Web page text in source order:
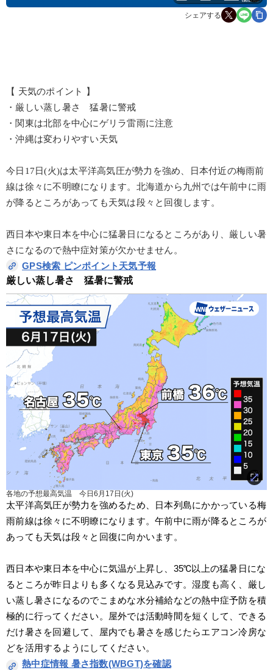
シェアする
【 天気のポイント 】
・厳しい蒸し暑さ 猛暑に警戒
・関東は北部を中心にゲリラ雷雨に注意
・沖縄は変わりやすい天気
今日17日(火)は太平洋高気圧が勢力を強め、日本付近の梅雨前
線は徐々に不明瞭になります。北海道から九州では午前中に雨
が降るところがあっても天気は段々と回復します。
西日本や東日本を中心に猛暑日になるところがあり、厳しい暑
さになるので熱中症対策が欠かせません。
GPS検索 ピンポイント天気予報
厳しい蒸し暑さ　猛暑に警戒
各地の予想最高気温 今日6月17日(火)
太平洋高気圧が勢力を強めるため、日本列島にかかっている梅
雨前線は徐々に不明瞭になります。午前中に雨が降るところが
あっても天気は段々と回復に向かいます。
西日本や東日本を中心に気温が上昇し、35℃以上の猛暑日にな
るところが昨日よりも多くなる見込みです。湿度も高く、厳し
い蒸し暑さになるのでこまめな水分補給などの熱中症予防を積
極的に行ってください。屋外では活動時間を短くして、できる
だけ暑さを回避して、屋内でも暑さを感じたらエアコン冷房な
どを活用するようにしてください。
熱中症情報 暑さ指数(WBGT)を確認